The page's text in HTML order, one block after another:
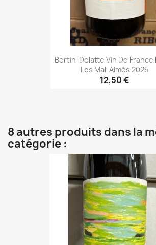
Bertin-Delatte Vin De France
Les Mal-Aimés 2025
12,50 €
8 autres produits dans la
catégorie :